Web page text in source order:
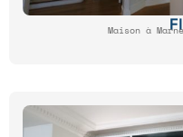
Maison à